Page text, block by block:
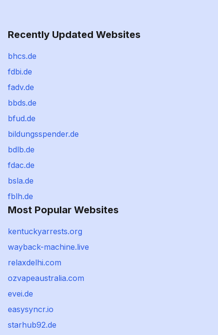
Recently Updated Websites
bhcs.de
fdbi.de
fadv.de
bbds.de
bfud.de
bildungsspender.de
bdlb.de
fdac.de
bsla.de
fblh.de
Most Popular Websites
kentuckyarrests.org
wayback-machine.live
relaxdelhi.com
ozvapeaustralia.com
evei.de
easysyncr.io
starhub92.de